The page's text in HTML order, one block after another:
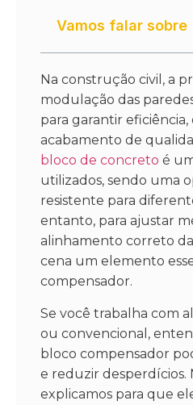
Vamos falar sobre
Na construção civil, a
modulação das
para garantir
acabamento de
bloco de concreto é
utilizados, sendo uma
resistente para
entanto, para ajustar
alinhamento correto
cena um elemento
compensador.
Se você trabalha com
ou convencional,
bloco compensador
e reduzir desperdícios.
explicamos para que